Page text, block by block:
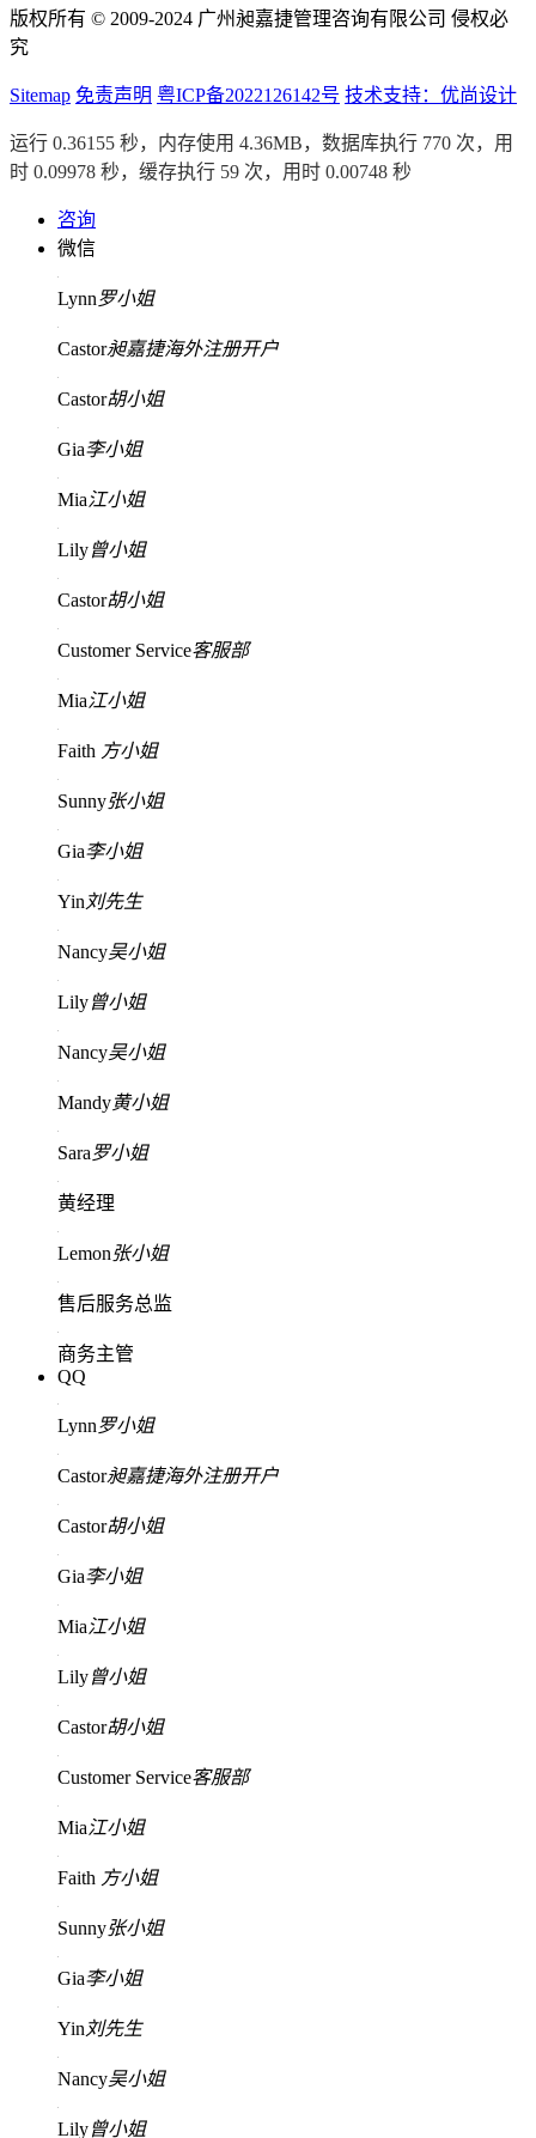
版权所有 © 2009-2024 广州昶嘉捷管理咨询有限公司 侵权必
究
Sitemap 免责声明 粤ICP备2022126142号 技术支持：优尚设计
运行 0.36155 秒，内存使用 4.36MB，数据库执行 770 次，用
时 0.09978 秒，缓存执行 59 次，用时 0.00748 秒
咨询
微信
Lynn罗小姐
Castor昶嘉捷海外注册开户
Castor胡小姐
Gia李小姐
Mia江小姐
Lily曾小姐
Castor胡小姐
Customer Service客服部
Mia江小姐
Faith 方小姐
Sunny张小姐
Gia李小姐
Yin 刘先生
Nancy吴小姐
Lily曾小姐
Nancy吴小姐
Mandy黄小姐
Sara罗小姐
黄经理
Lemon张小姐
售后服务总监
商务主管
QQ
Lynn罗小姐
Castor昶嘉捷海外注册开户
Castor胡小姐
Gia李小姐
Mia江小姐
Lily曾小姐
Castor胡小姐
Customer Service客服部
Mia江小姐
Faith 方小姐
Sunny张小姐
Gia李小姐
Yin 刘先生
Nancy吴小姐
Lily曾小姐